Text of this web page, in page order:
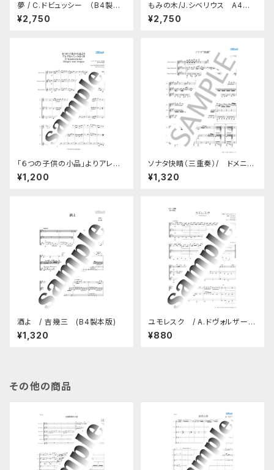
夢 / C.ドビュッシー （B4製本
版）
¥2,750
もみの木/J.シベリウス A4製
本版
¥2,750
「６つの子供の小品」よりアレグ
ロノントロッポ / F.メンデル
スゾーン （製本Ａ４版）
¥1,200
ソナタ快晴（三重奏）/ ドメニ
コ・チマローザ （製本版-Ａ４）
¥1,320
酒よ / 吉幾三 (B4製本版)
¥1,320
ユモレスク / A.ドヴォルザーク
(パート譜セット、A4製本版)
¥880
その他の商品